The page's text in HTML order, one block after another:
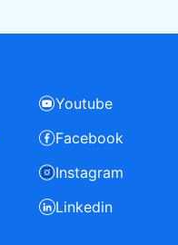
Youtube
Facebook
Instagram
Linkedin